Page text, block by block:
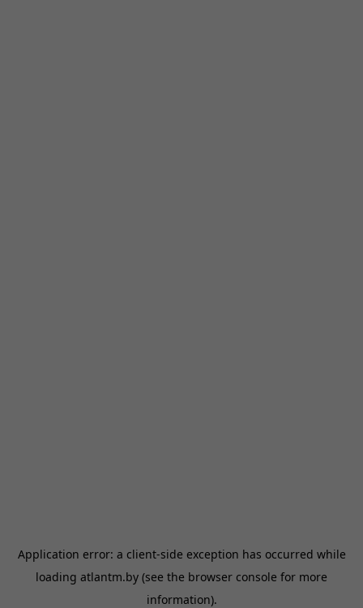
Application error: a client-side exception has occurred while
loading atlantm.by (see the browser console for more
information).